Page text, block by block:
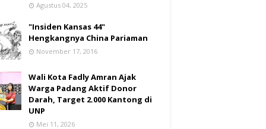
Agustus 04, 2025
"Insiden Kansas 44"
Hengkangnya China Pariaman
November 17, 2016
Wali Kota Fadly Amran Ajak
Warga Padang Aktif Donor
Darah, Target 2.000 Kantong di
UNP
Mei 11, 2026